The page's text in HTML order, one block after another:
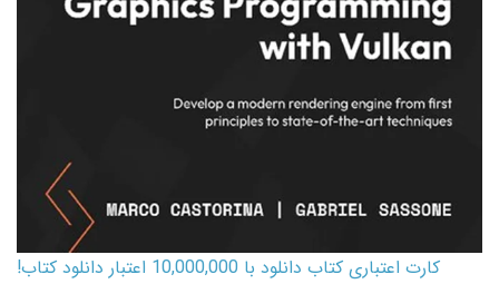
کارت اعتباری کتاب دانلود با 10,000,000 اعتبار دانلود کتاب!